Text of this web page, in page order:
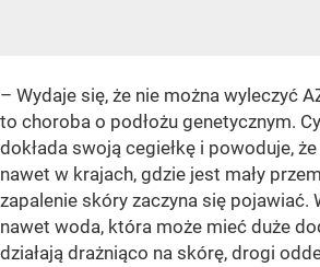
– Wydaje się, że nie można wyleczyć
to choroba o podłożu genetycznym.
dokłada swoją cegiełkę i powoduje,
nawet w krajach, gdzie jest mały
zapalenie skóry zaczyna się pojawiać.
nawet woda, która może mieć duże
działają drażniąco na skórę, drogi